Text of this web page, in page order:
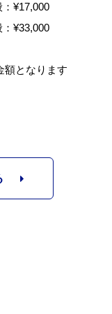
¥17,000
¥33,000
額となります